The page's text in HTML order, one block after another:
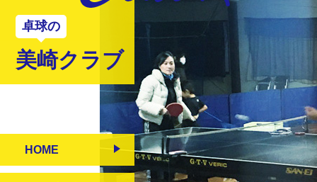
卓球の
美崎クラブ
HOME